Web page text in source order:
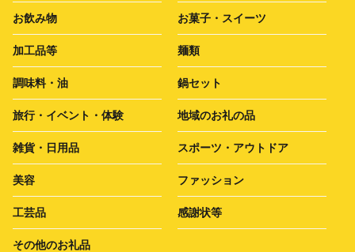
お飲み物 お菓子・スイーツ
加工品等 麺類
調味料・油 鍋セット
旅行・イベント・体験 地域のお礼の品
雑貨・日用品 スポーツ・アウトドア
美容 ファッション
工芸品 感謝状等
その他のお礼品